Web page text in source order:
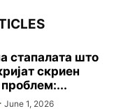
стапалата што
скриен
June 1, 2026